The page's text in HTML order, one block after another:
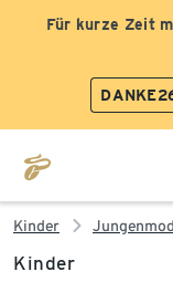
Für kurze Zeit
Kinder
Kinder